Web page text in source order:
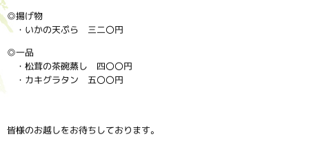
◎揚げ物
・いかの天ぷら 三二〇円
◎一品
・松茸の茶碗蒸し 四〇〇円
・カキグラタン 五〇〇円
皆様のお越しをお待ちしております。